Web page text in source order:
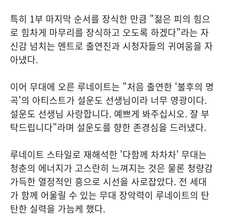
특히 1부 마지막 순서를 장식한 만큼 "젊은 피의 힘으
로 힘차게 마무리를 장식하고 오도록 하겠다"라는 자
신감 넘치는 멘트로 출연진과 시청자들의 귀여움을 자
아냈다.
이어 무대에 오른 루네이트는 "처음 출연한 '불후의 명
곡'의 아티스트가 설운도 선생님이라 너무 영광이다.
설운도 선생님 사랑합니다. 예쁘게 봐주십시오. 잘 부
탁드립니다"라며 설운도를 향한 존경심을 드러냈다.
루네이트 스타일로 재해석한 '다함께 차차차' 무대는
청춘의 에너지가 고스란히 느껴지는 것은 물론 청량감
가득한 열정적인 흥으로 시선을 사로잡았다. 전 세대
가 함께 어울릴 수 있는 무대 장악력이 루네이트의 탄
탄한 실력을 가늠케 했다.